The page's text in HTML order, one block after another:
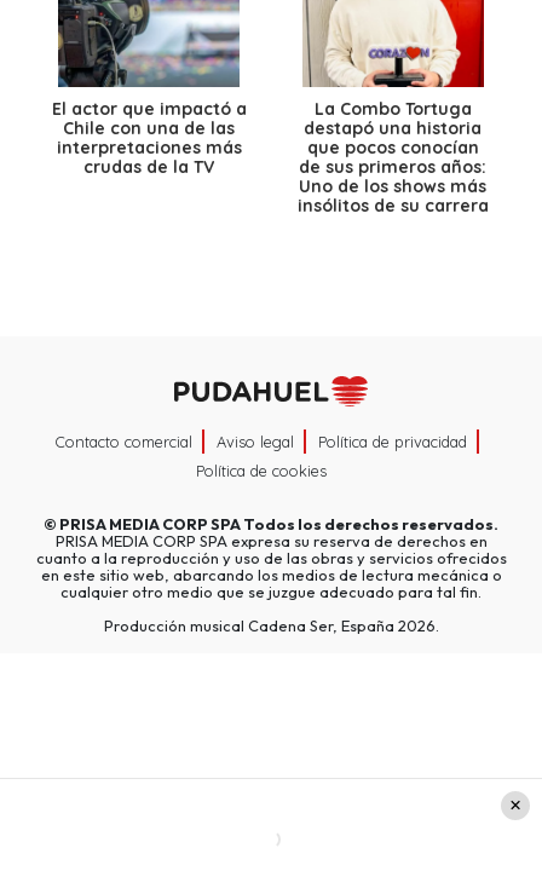
El actor que impactó a
Chile con una de las
interpretaciones más
crudas de la TV
La Combo Tortuga
destapó una historia
que pocos conocían
de sus primeros años:
Uno de los shows más
insólitos de su carrera
Contacto comercial Aviso legal
Política de privacidad
Política de cookies
© PRISA MEDIA CORP SPATodos los derechos reservados.
PRISA MEDIA CORP SPA expresa su reserva de derechos en
cuanto a la reproducción y uso de las obras y servicios ofrecidos
en este sitio web, abarcando los medios de lectura mecánica o
cualquier otro medio que se juzgue adecuado para tal fin.
Producción musical Cadena Ser, España 2026.